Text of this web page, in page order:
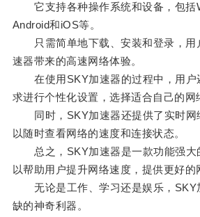
它支持各种操作系统和设备，包括
Android和iOS等。
只需简单地下载、安装和登录，用
速器带来的高速网络体验。
在使用SKY加速器的过程中，用户
求进行个性化设置，选择适合自己的网
同时，SKY加速器还提供了实时网
以随时查看网络的速度和连接状态。
总之，SKY加速器是一款功能强大
以帮助用户提升网络速度，提供更好的
无论是工作、学习还是娱乐，SKY
缺的神奇利器。